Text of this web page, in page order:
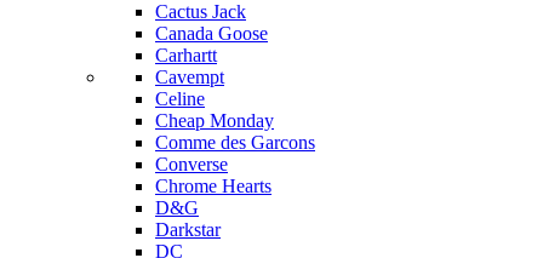
Cactus Jack
Canada Goose
Carhartt
Cavempt
Celine
Cheap Monday
Comme des Garcons
Converse
Chrome Hearts
D&G
Darkstar
DC